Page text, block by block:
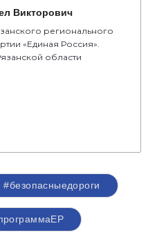
Викторович
регионального
«Единая Россия».
области
#безопасныедороги